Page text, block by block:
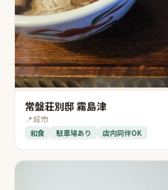
常盤荘別邸 霧島津
📍城市
和食 駐車場あり 店内同伴OK